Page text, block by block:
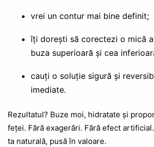
vrei un contur mai bine definit;
îți dorești să corectezi o mică
buza superioară și cea
cauți o soluție sigură și
imediate.
Rezultatul? Buze moi, hidratate și
feței. Fără exagerări. Fără efect
ta naturală, pusă în valoare.